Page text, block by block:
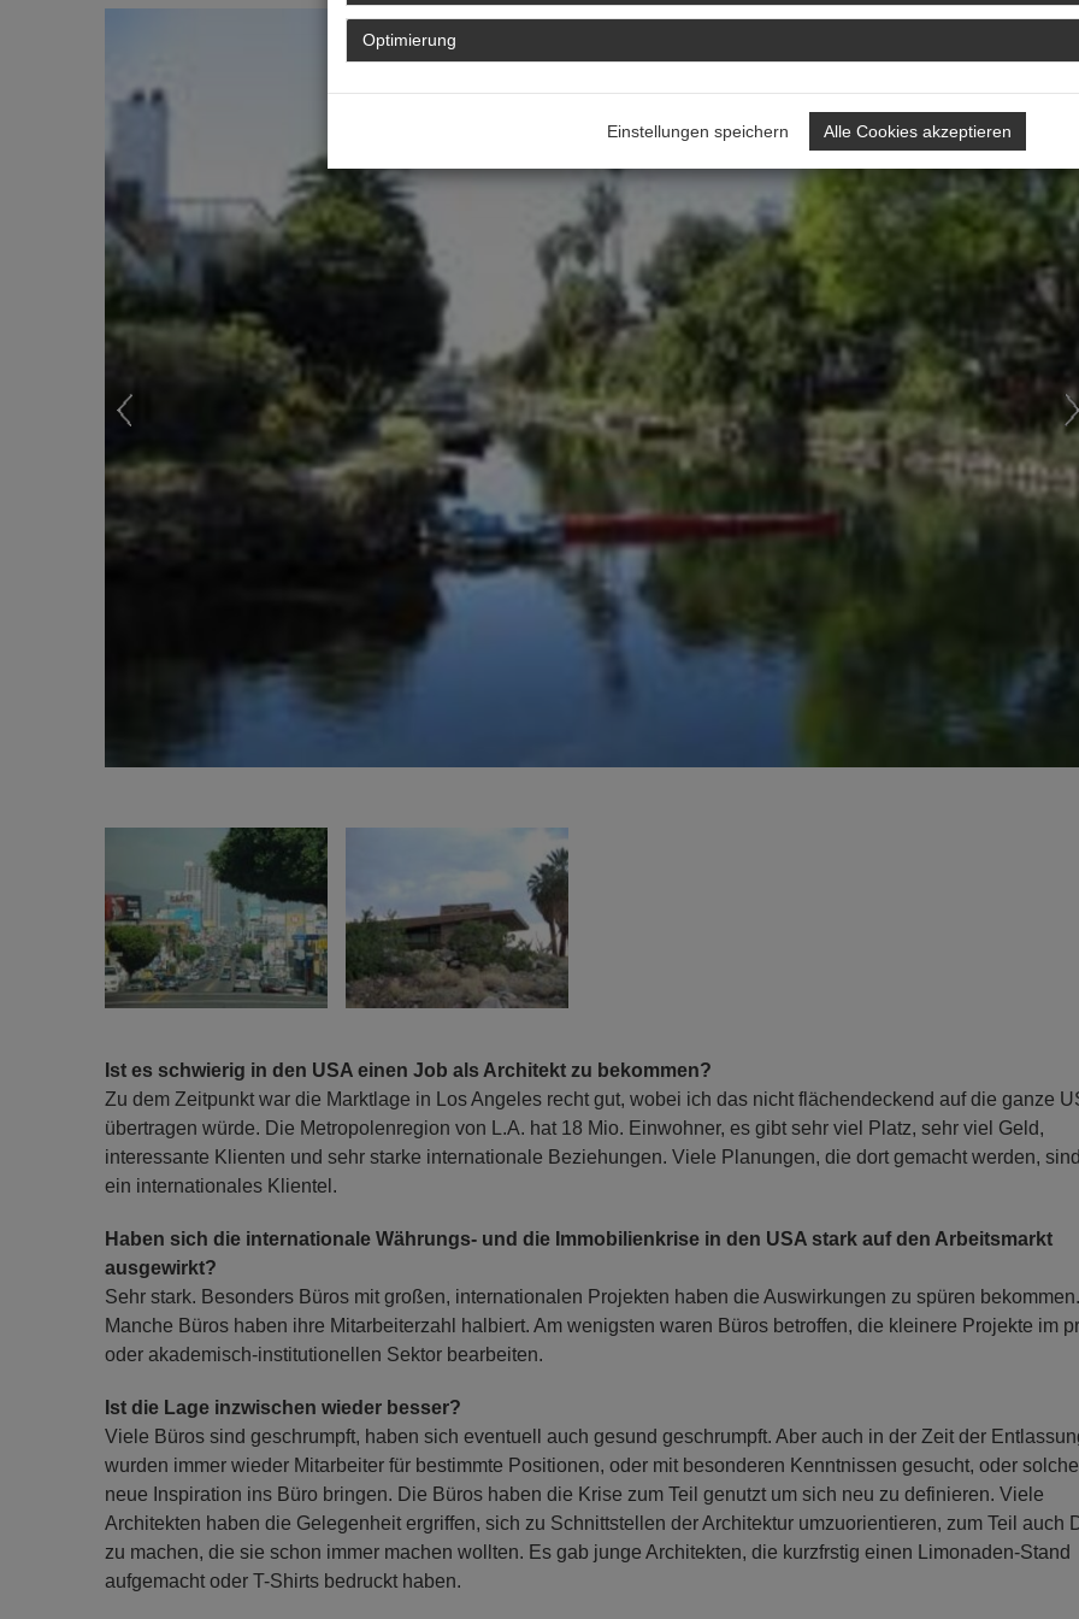
Ist es schwierig in den USA einen Job als Architekt zu bekommen?
Zu dem Zeitpunkt war die Marktlage in Los Angeles recht gut, wobei ich das nicht flächendeckend auf die ganze
übertragen würde. Die Metropolenregion von L.A. hat 18 Mio. Einwohner, es gibt sehr viel Platz, sehr viel Geld,
interessante Klienten und sehr starke internationale Beziehungen. Viele Planungen, die dort gemacht werden,
ein internationales Klientel.
Haben sich die internationale Währungs- und die Immobilienkrise in den USA stark auf den Arbeitsmarkt
ausgewirkt?
Sehr stark. Besonders Büros mit großen, internationalen Projekten haben die Auswirkungen zu spüren bekommen.
Manche Büros haben ihre Mitarbeiterzahl halbiert. Am wenigsten waren Büros betroffen, die kleinere Projekte im
oder akademisch-institutionellen Sektor bearbeiten.
Ist die Lage inzwischen wieder besser?
Viele Büros sind geschrumpft, haben sich eventuell auch gesund geschrumpft. Aber auch in der Zeit der
wurden immer wieder Mitarbeiter für bestimmte Positionen, oder mit besonderen Kenntnissen gesucht, oder
neue Inspiration ins Büro bringen. Die Büros haben die Krise zum Teil genutzt um sich neu zu definieren. Viele
Architekten haben die Gelegenheit ergriffen, sich zu Schnittstellen der Architektur umzuorientieren, zum Teil auch
zu machen, die sie schon immer machen wollten. Es gab junge Architekten, die kurzfrstig einen Limonaden-Stand
aufgemacht oder T-Shirts bedruckt haben.
Optimierung
Einstellungen speichern Alle Cookies akzeptieren